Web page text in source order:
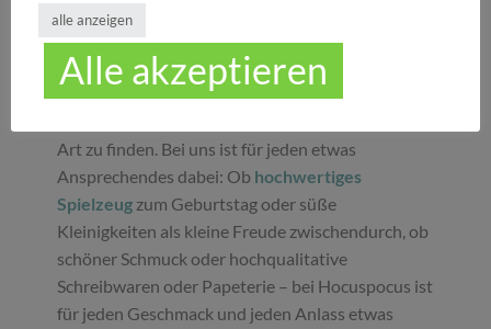
dass bei uns Groß und Klein etwas finden, was sie
glücklich macht. Jeder Tag ist ein guter Anlass, um
seinen Liebsten oder sich selbst eine Freude zu
machen. Unser umfassendes Sortiment gibt Ihnen
Art zu finden. Bei uns ist für jeden etwas
Ansprechendes dabei: Ob hochwertiges
Spielzeug zum Geburtstag oder süße
Kleinigkeiten als kleine Freude zwischendurch, ob
schöner Schmuck oder hochqualitative
Schreibwaren oder Papeterie – bei Hocuspocus ist
für jeden Geschmack und jeden Anlass etwas
alle anzeigen
Alle akzeptieren